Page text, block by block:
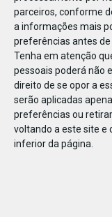
parceiros, conforme
a informações mais
preferências antes
Tenha em atenção
pessoais poderá não
direito de se opor a
serão aplicadas
preferências ou
voltando a este site e
inferior da página.